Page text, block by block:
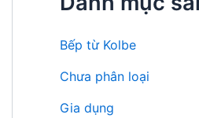
m
Bếp từ Kolbe
Chưa phân loại
Gia dụng